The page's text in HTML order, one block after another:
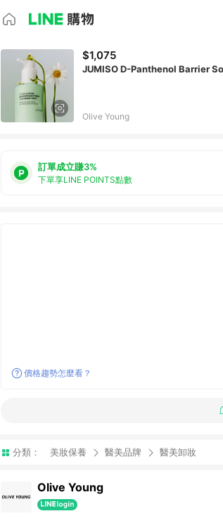
$1,075
JUMISO D-Panthenol Barrier
Olive Young
訂單成立賺3%
下單享LINE POINTS點數
價格趨勢怎麼看？
分類： 美妝保養 醫美品牌 醫美卸妝
Olive Young